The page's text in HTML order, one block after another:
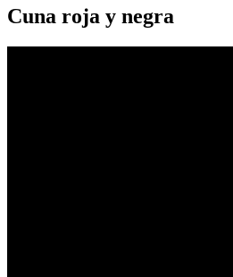
Cuna roja y negra